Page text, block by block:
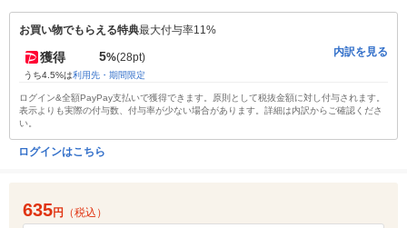
お買い物でもらえる特典最大付与率11%
獲得 5%(28pt)
うち4.5%は利用先・期間限定
内訳を見る
ログイン&全額PayPay支払いで獲得できます。原則として税抜金額に対し付与されます。
表示よりも実際の付与数、付与率が少ない場合があります。詳細は内訳からご確認くださ
い。
ログインはこちら
635円 （税込）